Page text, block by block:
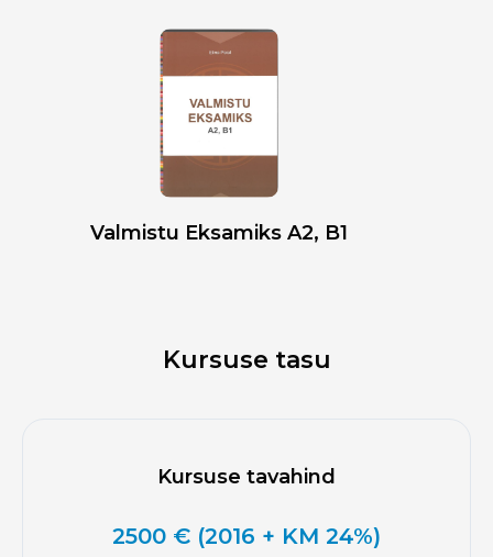
Valmistu Eksamiks A2, B1
Kursuse tasu
Kursuse tavahind
2500 € (2016 + KM 24%)